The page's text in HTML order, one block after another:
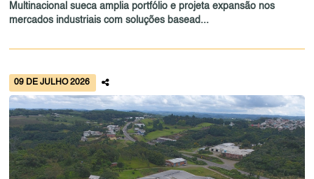
Multinacional sueca amplia portfólio e projeta expansão nos
mercados industriais com soluções basead...
09 DE JULHO 2026